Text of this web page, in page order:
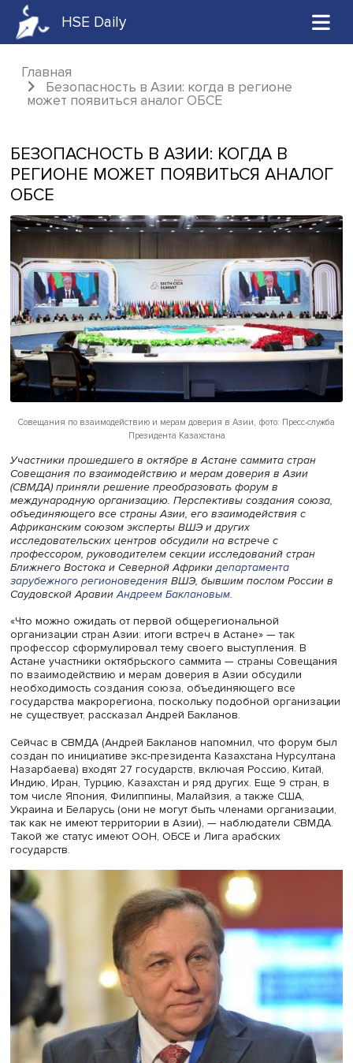
HSE Daily
Главная
Безопасность в Азии: когда в регионе
БЕЗОПАСНОСТЬ В АЗИИ: КОГДА В
РЕГИОНЕ МОЖЕТ ПОЯВИТЬСЯ
ОБСЕ
Совещания по взаимодействию и мерам доверия в Азии, фото:
Президента Казахстана
Участники прошедшего в октябре в Астане саммита
Совещания по взаимодействию и мерам доверия в
(СВМДА) приняли решение преобразовать форум в
международную организацию. Перспективы создания
объединяющего все страны Азии, его взаимодействия с
исследовательских центров обсудили на встрече с
профессором, руководителем секции исследований
Ближнего Востока и Северной Африкидепартамента
зарубежного регионоведенияВШЭ, бывшим послом
Саудовской АравииАндреем Баклановым.
«Что можно ожидать от первой общерегиональной
профессор сформулировал тему своего выступления. В
Астане участники октябрьского саммита — страны
по взаимодействию и мерам доверия в Азии обсудили
необходимость создания союза, объединяющего все
государства макрорегиона, поскольку подобной
не существует, рассказал Андрей Бакланов.
Сейчас в СВМДА (Андрей Бакланов напомнил, что
создан по инициативе экс-президента Казахстана
Назарбаева) входят 27 государств, включая Россию,
Индию, Иран, Турцию, Казахстан и ряд других. Еще 9
том числе Япония, Филиппины, Малайзия, а также США,
Украина и Беларусь (они не могут быть членами
так как не имеют территории в Азии), — наблюдатели
Такой же статус имеют ООН, ОБСЕ и Лига арабских
государств.